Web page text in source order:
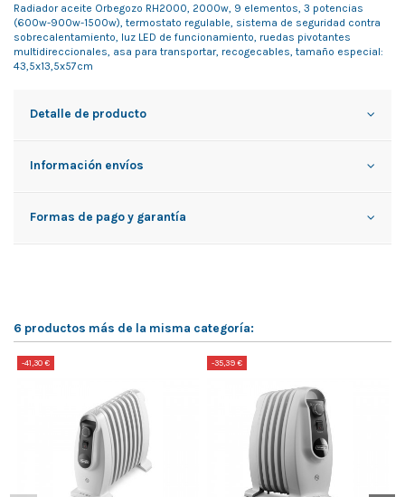
Radiador aceite Orbegozo RH2000, 2000w, 9 elementos, 3 potencias
(600w-900w-1500w), termostato regulable, sistema de seguridad contra
sobrecalentamiento, luz LED de funcionamiento, ruedas pivotantes
multidireccionales, asa para transportar, recogecables, tamaño especial:
43,5x13,5x57cm
Detalle de producto
Información envíos
Formas de pago y garantía
6 productos más de la misma categoría:
-41,30 € -35,39 €